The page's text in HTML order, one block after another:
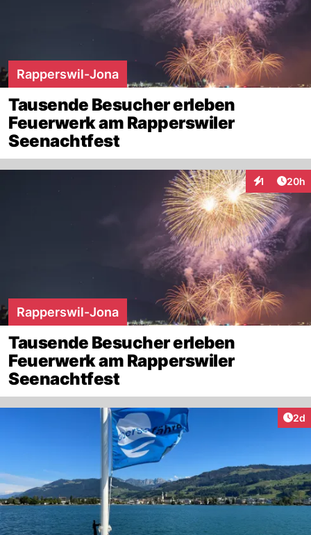
Rapperswil-Jona
Tausende Besucher erleben
Feuerwerk am Rapperswiler
Seenachtfest
1
Interaktionen
20h
Rapperswil-Jona
Tausende Besucher erleben
Feuerwerk am Rapperswiler
Seenachtfest
2d